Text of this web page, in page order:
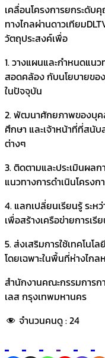
เคลื่อนโครงการยกระดับ
ทางไกลผ่านดาวเทียม
วัตถุประสงค์เพื่อ
1. วางแผนและกำหนดแนว
สอดคล้อง กับนโยบายขอ
ในปัจจุบัน
2. พัฒนาศักยภาพของบุค
ศึกษา และเจ้าหน้าที่ที่สนับ
ต่างๆ
3. ติดตามและประเมินผล
แนวทางการดำเนินโครง
4. แลกเปลี่ยนเรียนรู้ ระห
เพื่อสร้างเครือข่ายการเรี
5. ส่งเสริมการใช้เทคโนโ
โดยเฉพาะในพื้นที่ห่างไก
สำนักงานคณะกรรมการ
เลส กรุงเทพมหานคร
จำนวนคนดู :24